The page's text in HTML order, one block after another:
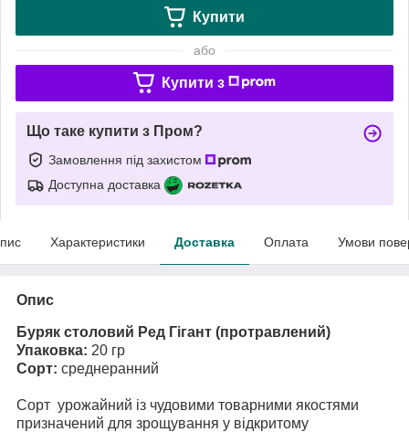
Купити
або
Купити з
Що таке купити з Пром?
Замовлення під захистом
Доступна доставка
Характеристики Доставка Оплата Умови
Опис
Буряк столовий Ред Гігант (протравлений)
Упаковка: 20 гр
Сорт: среднеранний
Сорт урожайний із чудовими товарними якостями
призначений для зрощування у відкритому